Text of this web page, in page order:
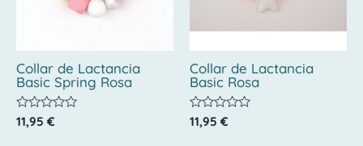
Collar de Lactancia
Basic Spring Rosa
Valorado
con
11,95 €
Collar de Lactancia
Basic Rosa
Valorado
con
11,95 €